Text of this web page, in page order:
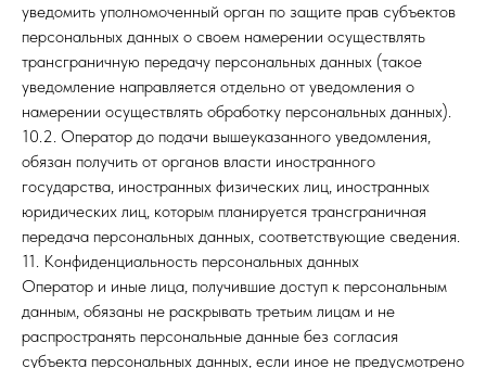
уведомить уполномоченный орган по защите прав субъектов
персональных данных о своем намерении осуществлять
трансграничную передачу персональных данных (такое
уведомление направляется отдельно от уведомления о
намерении осуществлять обработку персональных данных).
10.2. Оператор до подачи вышеуказанного уведомления,
обязан получить от органов власти иностранного
государства, иностранных физических лиц, иностранных
юридических лиц, которым планируется трансграничная
передача персональных данных, соответствующие сведения.
11. Конфиденциальность персональных данных
Оператор и иные лица, получившие доступ к персональным
данным, обязаны не раскрывать третьим лицам и не
распространять персональные данные без согласия
субъекта персональных данных, если иное не предусмотрено